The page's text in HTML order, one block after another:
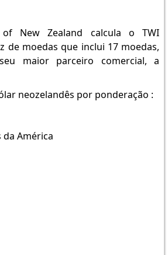
New Zealand calcula o TWI
de moedas que inclui 17 moedas,
maior parceiro comercial, a
neozelandês por ponderação :
da América